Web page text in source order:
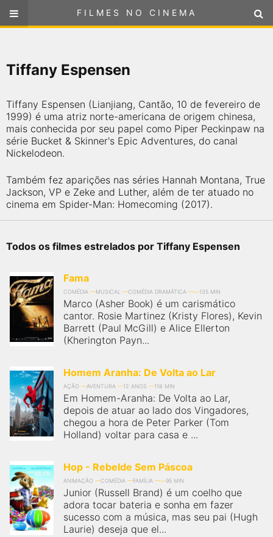
FILMES NO CINEMA
selecione sua localização
Tiffany Espensen
Tiffany Espensen (Lianjiang, Cantão, 10 de fevereiro de
1999) é uma atriz norte-americana de origem chinesa,
mais conhecida por seu papel como Piper Peckinpaw na
série Bucket & Skinner's Epic Adventures, do canal
Nickelodeon.
Também fez aparições nas séries Hannah Montana, True
Jackson, VP e Zeke and Luther, além de ter atuado no
cinema em Spider-Man: Homecoming (2017).
Todos os filmes estrelados por Tiffany Espensen
Fama
COMÉDIA MUSICAL COMÉDIA DRAMÁTICA 135 MIN
Marco (Asher Book) é um carismático
cantor. Rosie Martinez (Kristy Flores), Kevin
Barrett (Paul McGill) e Alice Ellerton
(Kherington Payn...
Homem Aranha: De Volta ao Lar
AÇÃO AVENTURA 12 ANOS 118 MIN
Em Homem-Aranha: De Volta ao Lar,
depois de atuar ao lado dos Vingadores,
chegou a hora de Peter Parker (Tom
Holland) voltar para casa e ...
Hop - Rebelde Sem Páscoa
ANIMAÇÃO COMÉDIA FAMÍLIA 95 MIN
Junior (Russell Brand) é um coelho que
adora tocar bateria e sonha em fazer
sucesso com a música, mas seu pai (Hugh
Laurie) deseja que el...
FILMES NO CINEMA
FILMES EM CARTAZ
PRÓXIMOS LANÇAMENTOS
GÊNEROS
NOTÍCIAS
PÁGINA INICIAL
FilmesNoCinema.com.br é o maior localizador de filmes e
sessões de cinema no Brasil. Através dele, você pode
qualquer cidade em território brasileiro. Você pode também
acessar informações sobre cinemas, horários, assistir aos
trailers e muito mais.